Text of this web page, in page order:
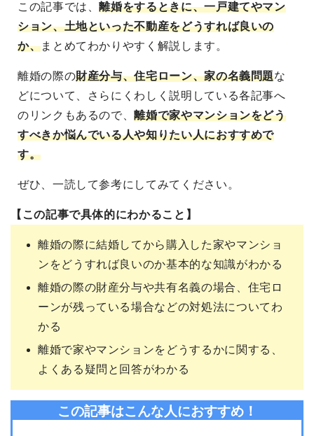
この記事では、離婚をするときに、一戸建てやマン
ション、土地といった不動産をどうすれば良いの
か、まとめてわかりやすく解説します。
離婚の際の財産分与、住宅ローン、家の名義問題な
どについて、さらにくわしく説明している各記事へ
のリンクもあるので、離婚で家やマンションをどう
すべきか悩んでいる人や知りたい人におすすめで
す。
ぜひ、一読して参考にしてみてください。
【この記事で具体的にわかること】
離婚の際に結婚してから購入した家やマンショ
ンをどうすれば良いのか基本的な知識がわかる
離婚の際の財産分与や共有名義の場合、住宅ロ
ーンが残っている場合などの対処法についてわ
かる
離婚で家やマンションをどうするかに関する、
よくある疑問と回答がわかる
この記事はこんな人におすすめ！